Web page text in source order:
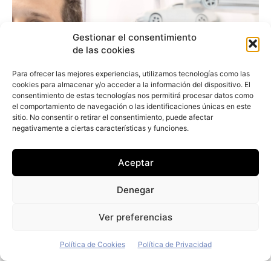
Gestionar el consentimiento
de las cookies
Para ofrecer las mejores experiencias, utilizamos tecnologías como las
cookies para almacenar y/o acceder a la información del dispositivo. El
consentimiento de estas tecnologías nos permitirá procesar datos como
el comportamiento de navegación o las identificaciones únicas en este
sitio. No consentir o retirar el consentimiento, puede afectar
negativamente a ciertas características y funciones.
Aceptar
Denegar
Ver preferencias
Política de Cookies Política de Privacidad
objetivo es comprar únicamente vehículos
eléctricos»